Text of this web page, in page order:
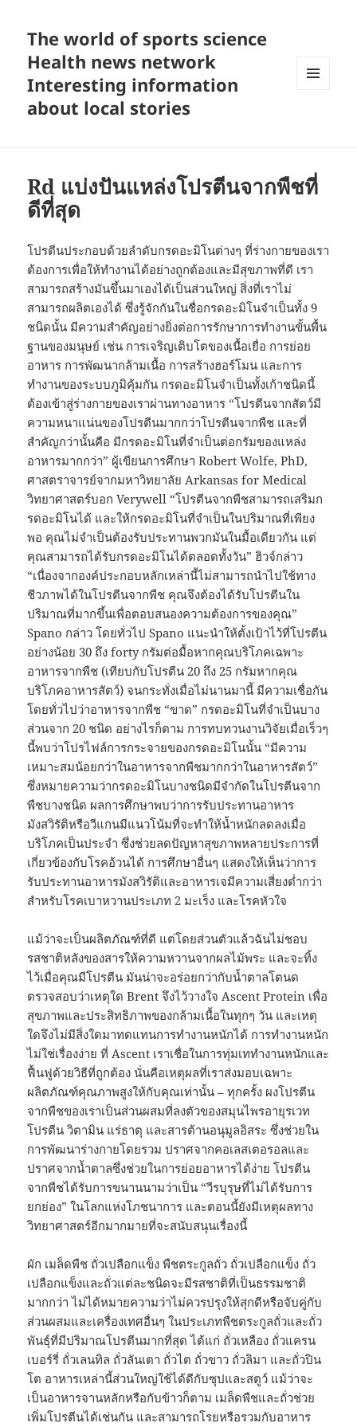
The world of sports science
Health news network
Interesting information
about local stories
Rd แบ่งปันแหล่งโปรตีนจากพืชที่
ดีที่สุด
โปรตีนประกอบด้วยลำดับกรดอะมิโนต่างๆ ที่ร่างกายของเรา
ต้องการเพื่อให้ทำงานได้อย่างถูกต้องและมีสุขภาพที่ดี เรา
สามารถสร้างมันขึ้นมาเองได้เป็นส่วนใหญ่ สิ่งที่เราไม่
สามารถผลิตเองได้ ซึ่งรู้จักกันในชื่อกรดอะมิโนจำเป็นทั้ง 9
ชนิดนั้น มีความสำคัญอย่างยิ่งต่อการรักษาการทำงานขั้นพื้น
ฐานของมนุษย์ เช่น การเจริญเติบโตของเนื้อเยื่อ การย่อย
อาหาร การพัฒนากล้ามเนื้อ การสร้างฮอร์โมน และการ
ทำงานของระบบภูมิคุ้มกัน กรดอะมิโนจำเป็นทั้งเก้าชนิดนี้
ต้องเข้าสู่ร่างกายของเราผ่านทางอาหาร “โปรตีนจากสัตว์มี
ความหนาแน่นของโปรตีนมากกว่าโปรตีนจากพืช และที่
สำคัญกว่านั้นคือ มีกรดอะมิโนที่จำเป็นต่อกรัมของแหล่ง
อาหารมากกว่า” ผู้เขียนการศึกษา Robert Wolfe, PhD,
ศาสตราจารย์จากมหาวิทยาลัย Arkansas for Medical
วิทยาศาสตร์บอก Verywell “โปรตีนจากพืชสามารถเสริมก
รดอะมิโนได้ และให้กรดอะมิโนที่จำเป็นในปริมาณที่เพียง
พอ คุณไม่จำเป็นต้องรับประทานพวกมันในมื้อเดียวกัน แต่
คุณสามารถได้รับกรดอะมิโนได้ตลอดทั้งวัน” ฮิวจ์กล่าว
“เนื่องจากองค์ประกอบหลักเหล่านี้ไม่สามารถนำไปใช้ทาง
ชีวภาพได้ในโปรตีนจากพืช คุณจึงต้องได้รับโปรตีนใน
ปริมาณที่มากขึ้นเพื่อตอบสนองความต้องการของคุณ”
Spano กล่าว โดยทั่วไป Spano แนะนำให้ตั้งเป้าไว้ที่โปรตีน
อย่างน้อย 30 ถึง forty กรัมต่อมื้อหากคุณบริโภคเฉพาะ
อาหารจากพืช (เทียบกับโปรตีน 20 ถึง 25 กรัมหากคุณ
บริโภคอาหารสัตว์) จนกระทั่งเมื่อไม่นานมานี้ มีความเชื่อกัน
โดยทั่วไปว่าอาหารจากพืช “ขาด” กรดอะมิโนที่จำเป็นบาง
ส่วนจาก 20 ชนิด อย่างไรก็ตาม การทบทวนงานวิจัยเมื่อเร็วๆ
นี้พบว่าโปรไฟล์การกระจายของกรดอะมิโนนั้น “มีความ
เหมาะสมน้อยกว่าในอาหารจากพืชมากกว่าในอาหารสัตว์”
ซึ่งหมายความว่ากรดอะมิโนบางชนิดมีจำกัดในโปรตีนจาก
พืชบางชนิด ผลการศึกษาพบว่าการรับประทานอาหาร
มังสวิรัติหรือวีแกนมีแนวโน้มที่จะทำให้น้ำหนักลดลงเมื่อ
บริโภคเป็นประจำ ซึ่งช่วยลดปัญหาสุขภาพหลายประการที่
เกี่ยวข้องกับโรคอ้วนได้ การศึกษาอื่นๆ แสดงให้เห็นว่าการ
รับประทานอาหารมังสวิรัติและอาหารเจมีความเสี่ยงต่ำกว่า
สำหรับโรคเบาหวานประเภท 2 มะเร็ง และโรคหัวใจ
แม้ว่าจะเป็นผลิตภัณฑ์ที่ดี แต่โดยส่วนตัวแล้วฉันไม่ชอบ
รสชาติหลังของสารให้ความหวานจากผลไม้พระ และจะทิ้ง
ไว้เมื่อคุณมีโปรตีน มันน่าจะอร่อยกว่ากับน้ำตาลโตนด
ตรวจสอบว่าเหตุใด Brent จึงไว้วางใจ Ascent Protein เพื่อ
สุขภาพและประสิทธิภาพของกล้ามเนื้อในทุกๆ วัน และเหตุ
ใดจึงไม่มีสิ่งใดมาทดแทนการทำงานหนักได้ การทำงานหนัก
ไม่ใช่เรื่องง่าย ที่ Ascent เราเชื่อในการทุ่มเททำงานหนักและ
ฟื้นฟูด้วยวิธีที่ถูกต้อง นั่นคือเหตุผลที่เราส่งมอบเฉพาะ
ผลิตภัณฑ์คุณภาพสูงให้กับคุณเท่านั้น – ทุกครั้ง ผงโปรตีน
จากพืชของเราเป็นส่วนผสมที่ลงตัวของสมุนไพรอายุรเวท
โปรตีน วิตามิน แร่ธาตุ และสารต้านอนุมูลอิสระ ซึ่งช่วยใน
การพัฒนาร่างกายโดยรวม ปราศจากคอเลสเตอรอลและ
ปราศจากน้ำตาลซึ่งช่วยในการย่อยอาหารได้ง่าย โปรตีน
จากพืชได้รับการขนานนามว่าเป็น “วีรบุรุษที่ไม่ได้รับการ
ยกย่อง” ในโลกแห่งโภชนาการ และตอนนี้ยังมีเหตุผลทาง
วิทยาศาสตร์อีกมากมายที่จะสนับสนุนเรื่องนี้
ผัก เมล็ดพืช ถั่วเปลือกแข็ง พืชตระกูลถั่ว ถั่วเปลือกแข็ง ถั่ว
เปลือกแข็งและถั่วแต่ละชนิดจะมีรสชาติที่เป็นธรรมชาติ
มากกว่า ไม่ได้หมายความว่าไม่ควรปรุงให้สุกดีหรือจับคู่กับ
ส่วนผสมและเครื่องเทศอื่นๆ ในประเภทพืชตระกูลถั่วและถั่ว
พันธุ์ที่มีปริมาณโปรตีนมากที่สุด ได้แก่ ถั่วเหลือง ถั่วแครน
เบอร์รี่ ถั่วเลนทิล ถั่วลันเตา ถั่วไต ถั่วขาว ถั่วลิมา และถั่วปิน
โต อาหารเหล่านี้ส่วนใหญ่ใช้ได้ดีกับซุปและสตูว์ แม้ว่าจะ
เป็นอาหารจานหลักหรือกับข้าวก็ตาม เมล็ดพืชและถั่วช่วย
เพิ่มโปรตีนได้เช่นกัน และสามารถโรยหรือรวมกับอาหาร